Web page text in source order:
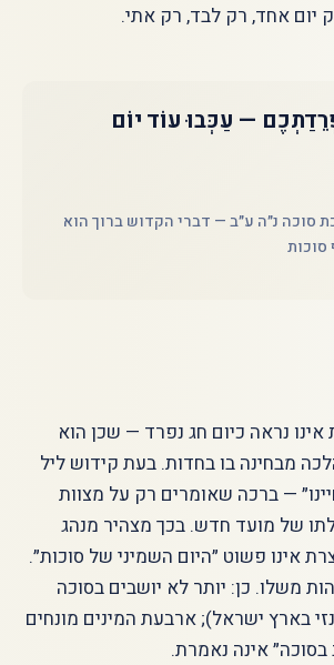
יום אחד, רק לבד, רק אתי.
— עַכְּבוּ עוֹד יוֹם
סוכה נ״ה ע״ב — דברי הקדוש ברוך הוא
נראה כיום חג נפרד — שכן הוא
מבחינה בו בחדות. בעת קידוש ליל
— ברכה שאומרים רק על מצוות
של מועד חדש. בכך מצהיר מנהג
אינו פשוט ״היום השמיני של סוכות״.
משלו. כן: יותר לא יושבים בסוכה
בארץ ישראל); ארבעת המינים מונחים
אינה נאמרת.